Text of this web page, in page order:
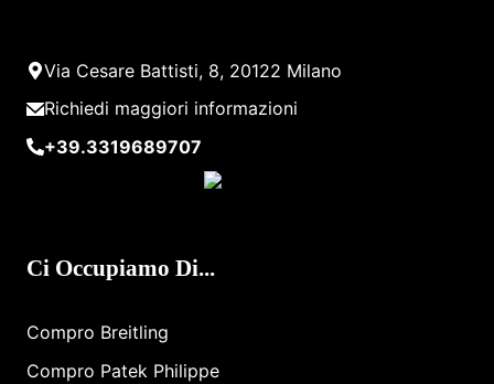
Via Cesare Battisti, 8, 20122 Milano
Richiedi maggiori informazioni
+39.3319689707
Ci Occupiamo Di...
Compro Breitling
Compro Patek Philippe